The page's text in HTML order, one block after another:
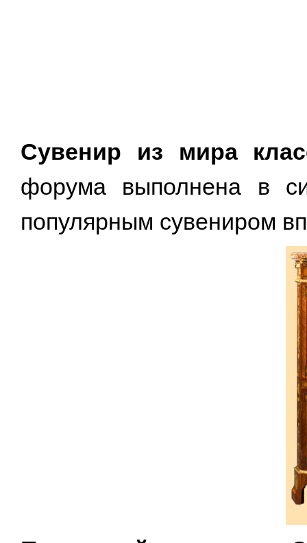
Сувенир из мира
форума выполнена в
популярным сувениром